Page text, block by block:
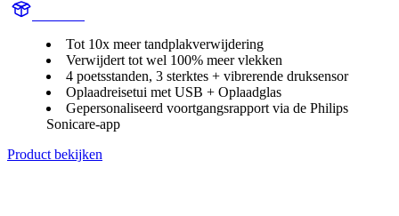
Tot 10x meer tandplakverwijdering
Verwijdert tot wel 100% meer vlekken
4 poetsstanden, 3 sterktes + vibrerende druksensor
Oplaadreisetui met USB + Oplaadglas
Gepersonaliseerd voortgangsrapport via de Philips
Sonicare-app
Product bekijken